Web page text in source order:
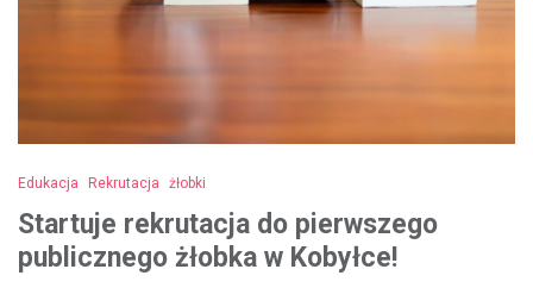
Edukacja Rekrutacja żłobki
Startuje rekrutacja do pierwszego
publicznego żłobka w Kobyłce!